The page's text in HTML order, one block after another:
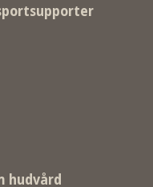
hudvård